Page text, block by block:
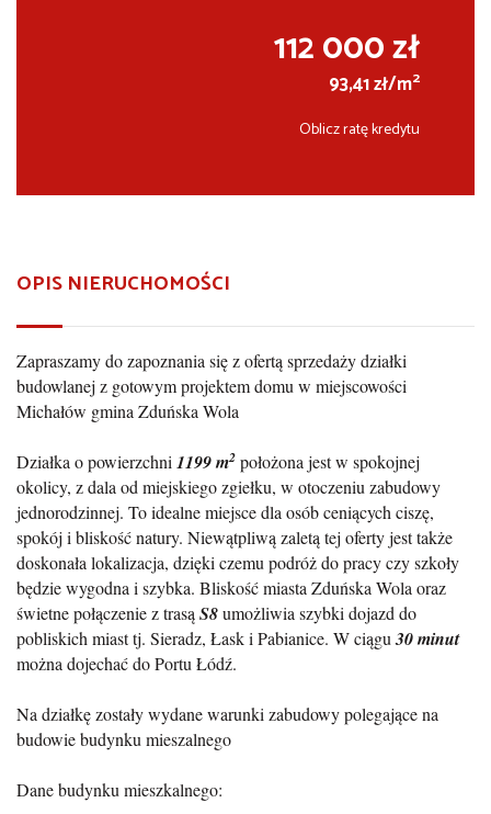
112 000 zł
93,41 zł/m2
Oblicz ratę kredytu
OPIS NIERUCHOMOŚCI
Zapraszamy do zapoznania się z ofertą sprzedaży działki
budowlanej z gotowym projektem domu w miejscowości
Michałów gmina Zduńska Wola
Działka o powierzchni 1199 m2 położona jest w spokojnej
okolicy, z dala od miejskiego zgiełku, w otoczeniu zabudowy
jednorodzinnej. To idealne miejsce dla osób ceniących ciszę,
spokój i bliskość natury. Niewątpliwą zaletą tej oferty jest także
doskonała lokalizacja, dzięki czemu podróż do pracy czy szkoły
będzie wygodna i szybka. Bliskość miasta Zduńska Wola oraz
świetne połączenie z trasąS8umożliwia szybki dojazd do
pobliskich miast tj. Sieradz, Łask i Pabianice. W ciągu30 minut
można dojechać do Portu Łódź.
Na działkę zostały wydane warunki zabudowy polegające na
budowie budynku mieszalnego
Dane budynku mieszkalnego: